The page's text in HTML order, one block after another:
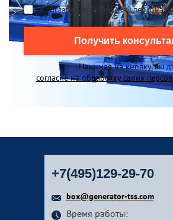
Я согласен на обработку
Получить
Нажимая на кнопку, вы
согласие на обработку своих
+7(495)129-29-70
box@generator-tss.com
Время работы: